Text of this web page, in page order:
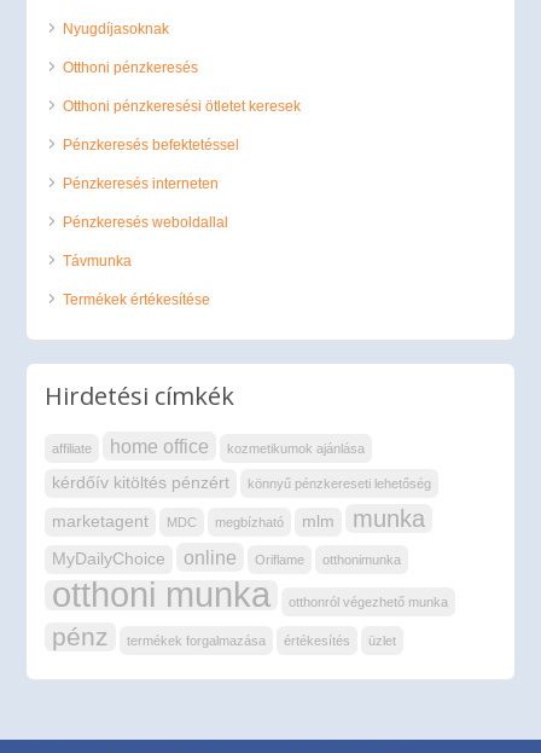
Nyugdíjasoknak
Otthoni pénzkeresés
Otthoni pénzkeresési ötletet keresek
Pénzkeresés befektetéssel
Pénzkeresés interneten
Pénzkeresés weboldallal
Távmunka
Termékek értékesítése
Hirdetési címkék
affiliate home office kozmetikumok ajánlása
kérdőív kitöltés pénzért könnyű pénzkereseti lehetőség
marketagent MDC megbízható mlm munka
MyDailyChoice online Oriflame otthonimunka
otthoni munka otthonról végezhető munka
pénz termékek forgalmazása értékesítés üzlet